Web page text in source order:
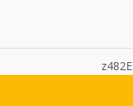
z482E